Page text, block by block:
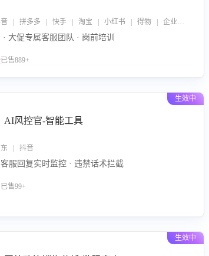
京东 | 抖音 | 拼多多 | 快手 | 淘宝 | 小红书 | 得物 | 企业微信
大促专属客服团队 · 岗前培训
已售889+
生效中
AI风控官-智能工具
| 抖音
服回复实时监控 · 违禁话术拦截
已售99+
生效中